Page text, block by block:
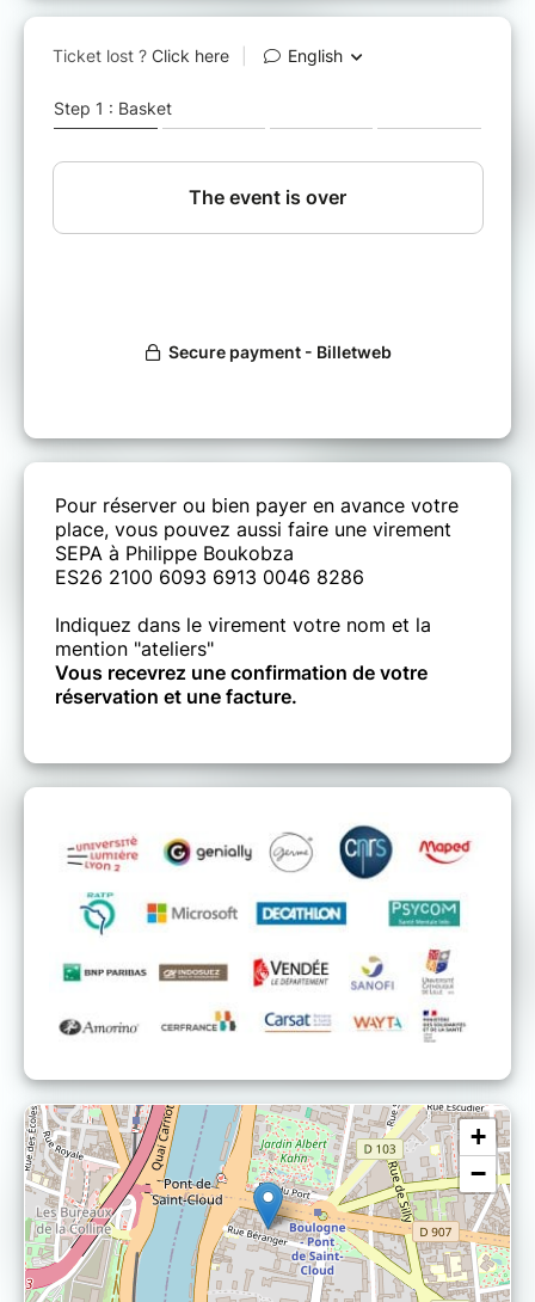
Pour réserver ou bien payer en avance votre
place, vous pouvez aussi faire une virement
SEPA à Philippe Boukobza
ES26 2100 6093 6913 0046 8286
Indiquez dans le virement votre nom et la
mention "ateliers"
Vous recevrez une confirmation de votre
réservation et une facture.
+
−